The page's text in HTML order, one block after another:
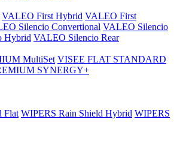
VALEO First Hybrid VALEO First
Silencio Convertional VALEO Silencio
Hybrid VALEO Silencio Rear
MultiSet VISEE FLAT STANDARD
SYNERGY+
Flat WIPERS Rain Shield Hybrid WIPERS